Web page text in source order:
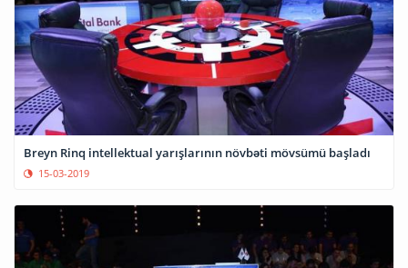
Breyn Rinq intellektual yarışlarının növbəti mövsümü başladı
15-03-2019